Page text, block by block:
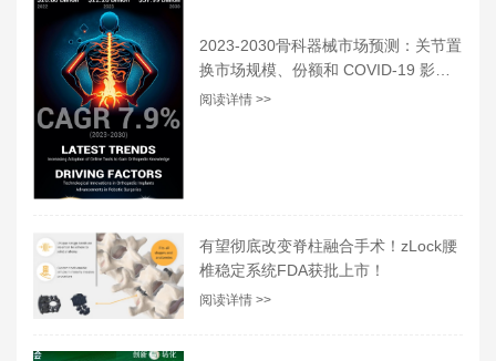
2023-2030骨科器械市场预测：关节置
换市场规模、份额和 COVID-19 影响
分析
阅读详情 >>
有望彻底改变脊柱融合手术！zLock腰
椎稳定系统FDA获批上市！
阅读详情 >>